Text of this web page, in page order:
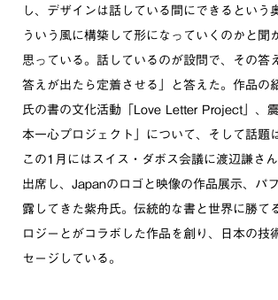
し、デザインは話している間にできるという
ういう風に構築して形になっていくのかと聞
思っている。話しているのが設問で、その答
答えが出たら定着させる」と答えた。作品の
氏の書の文化活動「Love Letter Project」、
本一心プロジェクト」について、そして話題
この1月にはスイス・ダボス会議に渡辺謙さ
出席し、Japanのロゴと映像の作品展示、パ
露してきた紫舟氏。伝統的な書と世界に勝て
ロジーとがコラボした作品を創り、日本の技
セージしている。